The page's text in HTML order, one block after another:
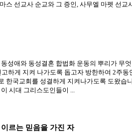
스 선교사 순교와 그 증인, 사무엘 마펫 선교
성애와 동성결혼 합법화 운동의 뿌리가 무
하게 지켜 나가도록 돕고자 방한하여 2주
한국교회를 성결하게 지켜나가도록 도왔습
시대 그리스도인들이 ...
르는 믿음을 가진 자